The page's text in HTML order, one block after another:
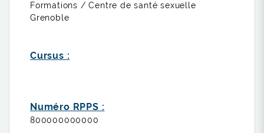
Formations / Centre de santé sexuelle
Grenoble
Cursus :
Numéro RPPS :
800000000000